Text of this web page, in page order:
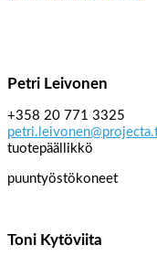
Petri Leivonen
+358 20 771 3325
tuotepäällikkö
puuntyöstökoneet
Toni Kytöviita